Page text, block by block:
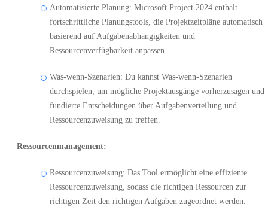
Automatisierte Planung: Microsoft Project 2024 enthält
fortschrittliche Planungstools, die Projektzeitpläne automatisch
basierend auf Aufgabenabhängigkeiten und
Ressourcenverfügbarkeit anpassen.
Was-wenn-Szenarien: Du kannst Was-wenn-Szenarien
durchspielen, um mögliche Projektausgänge vorherzusagen und
fundierte Entscheidungen über Aufgabenverteilung und
Ressourcenzuweisung zu treffen.
Ressourcenmanagement:
Ressourcenzuweisung: Das Tool ermöglicht eine effiziente
Ressourcenzuweisung, sodass die richtigen Ressourcen zur
richtigen Zeit den richtigen Aufgaben zugeordnet werden.